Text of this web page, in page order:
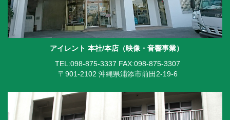
アイレント 本社/本店（映像・音響事業）
TEL:098-875-3337 FAX:098-875-3307
〒901-2102 沖縄県浦添市前田2-19-6